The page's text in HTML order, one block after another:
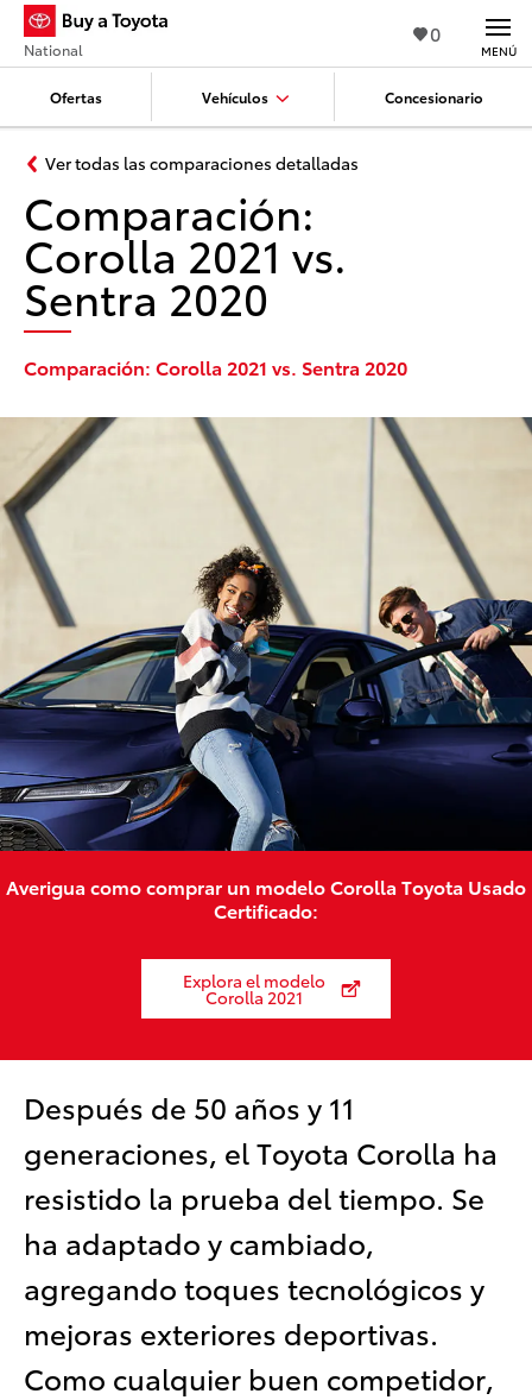
0
Ofertas Vehículos Concesionario
National MENÚ
Ver todas las comparaciones detalladas
Comparación:
Corolla 2021 vs.
Sentra 2020
Después de 50 años y 11
generaciones, el Toyota Corolla ha
resistido la prueba del tiempo. Se
ha adaptado y cambiado,
agregando toques tecnológicos y
mejoras exteriores deportivas.
Como cualquier buen competidor,
Comparación: Corolla 2021 vs. Sentra 2020
Averigua como comprar un modelo Corolla Toyota Usado
Certificado:
Explora el modelo
Corolla 2021